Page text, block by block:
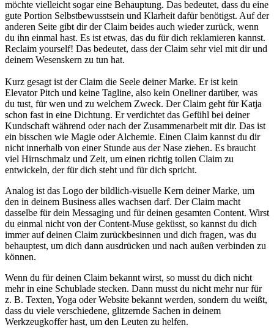
möchte vielleicht sogar eine Behauptung. Das bedeutet, dass du eine
gute Portion Selbstbewusstsein und Klarheit dafür benötigst. Auf der
anderen Seite gibt dir der Claim beides auch wieder zurück, wenn
du ihn einmal hast. Es ist etwas, das du für dich reklamieren kannst.
Reclaim yourself! Das bedeutet, dass der Claim sehr viel mit dir und
deinem Wesenskern zu tun hat.
Kurz gesagt ist der Claim die Seele deiner Marke. Er ist kein
Elevator Pitch und keine Tagline, also kein Oneliner darüber, was
du tust, für wen und zu welchem Zweck. Der Claim geht für Katja
schon fast in eine Dichtung. Er verdichtet das Gefühl bei deiner
Kundschaft während oder nach der Zusammenarbeit mit dir. Das ist
ein bisschen wie Magie oder Alchemie. Einen Claim kannst du dir
nicht innerhalb von einer Stunde aus der Nase ziehen. Es braucht
viel Hirnschmalz und Zeit, um einen richtig tollen Claim zu
entwickeln, der für dich steht und für dich spricht.
Analog ist das Logo der bildlich-visuelle Kern deiner Marke, um
den in deinem Business alles wachsen darf. Der Claim macht
dasselbe für dein Messaging und für deinen gesamten Content. Wirst
du einmal nicht von der Content-Muse geküsst, so kannst du dich
immer auf deinen Claim zurückbesinnen und dich fragen, was du
behauptest, um dich dann ausdrücken und nach außen verbinden zu
können.
Wenn du für deinen Claim bekannt wirst, so musst du dich nicht
mehr in eine Schublade stecken. Dann musst du nicht mehr nur für
z. B. Texten, Yoga oder Website bekannt werden, sondern du weißt,
dass du viele verschiedene, glitzernde Sachen in deinem
Werkzeugkoffer hast, um den Leuten zu helfen.